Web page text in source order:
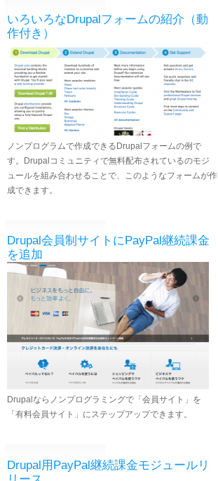
いろいろなDrupalフォームの紹介（動
作付き）
ノンプログラムで作成できるDrupalフォームの例で
す。Drupalコミュニティで無料配布されているのモジ
ュールを組み合わせることで、このようなフォームが作
成できます。
Drupal会員制サイトにPayPal継続課金
を追加
Drupalならノンプログラミングで「会員サイト」を
「有料会員サイト」にステップアップできます。
Drupal用PayPal継続課金モジュールリ